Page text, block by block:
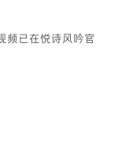
频已在悦诗风吟官